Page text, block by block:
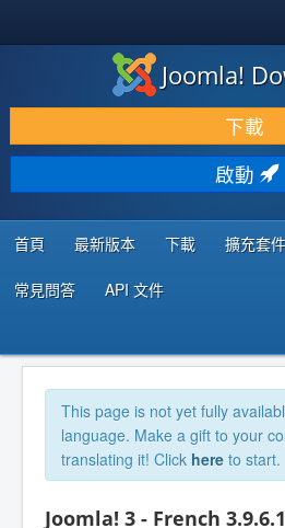
下載 & 擴充
發現 & 學習
社群 & 支援
程式者資源
Joomla!
下載
啟動
首頁 最新版本 下載 擴充套件
常見問答 API 文件
This page is not yet fully
language. Make a gift to your
translating it! Click here to start.
Joomla! 3 - French 3.9.6.1